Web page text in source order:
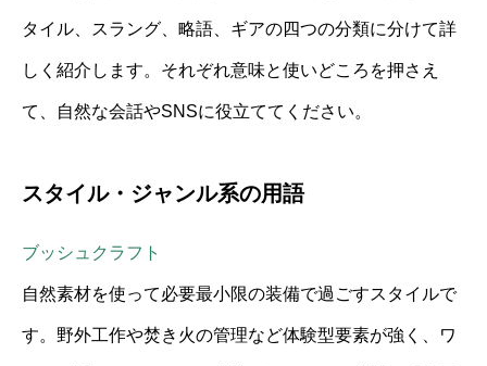
タイル、スラング、略語、ギアの四つの分類に分けて詳
しく紹介します。それぞれ意味と使いどころを押さえ
て、自然な会話やSNSに役立ててください。
スタイル・ジャンル系の用語
ブッシュクラフト
自然素材を使って必要最小限の装備で過ごすスタイルで
す。野外工作や焚き火の管理など体験型要素が強く、ワ